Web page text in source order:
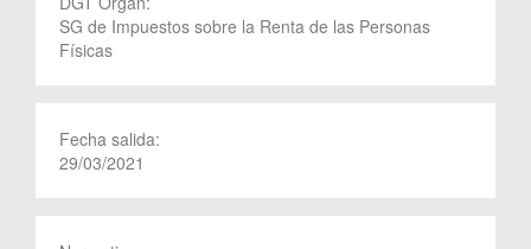
SG de Impuestos sobre la Renta de las Personas
Físicas
Fecha salida:
29/03/2021